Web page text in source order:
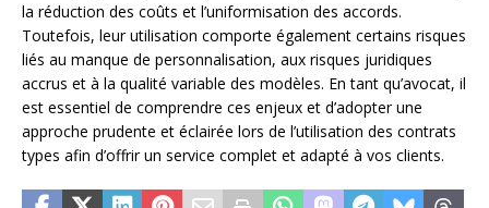
la réduction des coûts et l’uniformisation des accords.
Toutefois, leur utilisation comporte également certains risques
liés au manque de personnalisation, aux risques juridiques
accrus et à la qualité variable des modèles. En tant qu’avocat, il
est essentiel de comprendre ces enjeux et d’adopter une
approche prudente et éclairée lors de l’utilisation des contrats
types afin d’offrir un service complet et adapté à vos clients.